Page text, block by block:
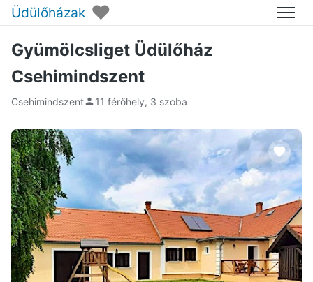
Üdülőházak ♥ Menü
Gyümölcsliget Üdülőház
Csehimindszent
Csehimindszent 11 férőhely, 3 szoba